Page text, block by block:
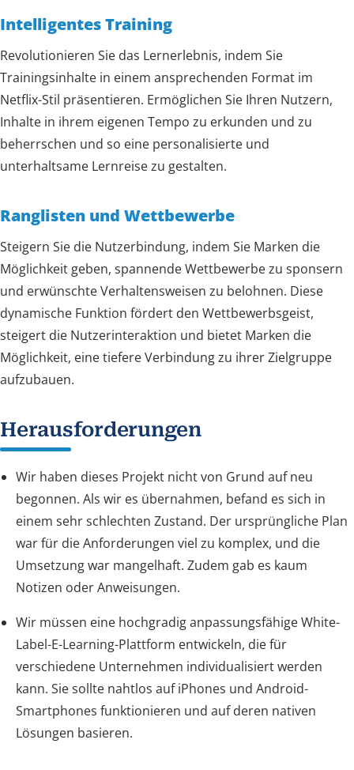
Intelligentes Training
Revolutionieren Sie das Lernerlebnis, indem Sie
Trainingsinhalte in einem ansprechenden Format im
Netflix-Stil präsentieren. Ermöglichen Sie Ihren Nutzern,
Inhalte in ihrem eigenen Tempo zu erkunden und zu
beherrschen und so eine personalisierte und
unterhaltsame Lernreise zu gestalten.
Ranglisten und Wettbewerbe
Steigern Sie die Nutzerbindung, indem Sie Marken die
Möglichkeit geben, spannende Wettbewerbe zu sponsern
und erwünschte Verhaltensweisen zu belohnen. Diese
dynamische Funktion fördert den Wettbewerbsgeist,
steigert die Nutzerinteraktion und bietet Marken die
Möglichkeit, eine tiefere Verbindung zu ihrer Zielgruppe
aufzubauen.
Herausforderungen
Wir haben dieses Projekt nicht von Grund auf neu
begonnen. Als wir es übernahmen, befand es sich in
einem sehr schlechten Zustand. Der ursprüngliche Plan
war für die Anforderungen viel zu komplex, und die
Umsetzung war mangelhaft. Zudem gab es kaum
Notizen oder Anweisungen.
Wir müssen eine hochgradig anpassungsfähige White-
Label-E-Learning-Plattform entwickeln, die für
verschiedene Unternehmen individualisiert werden
kann. Sie sollte nahtlos auf iPhones und Android-
Smartphones funktionieren und auf deren nativen
Lösungen basieren.